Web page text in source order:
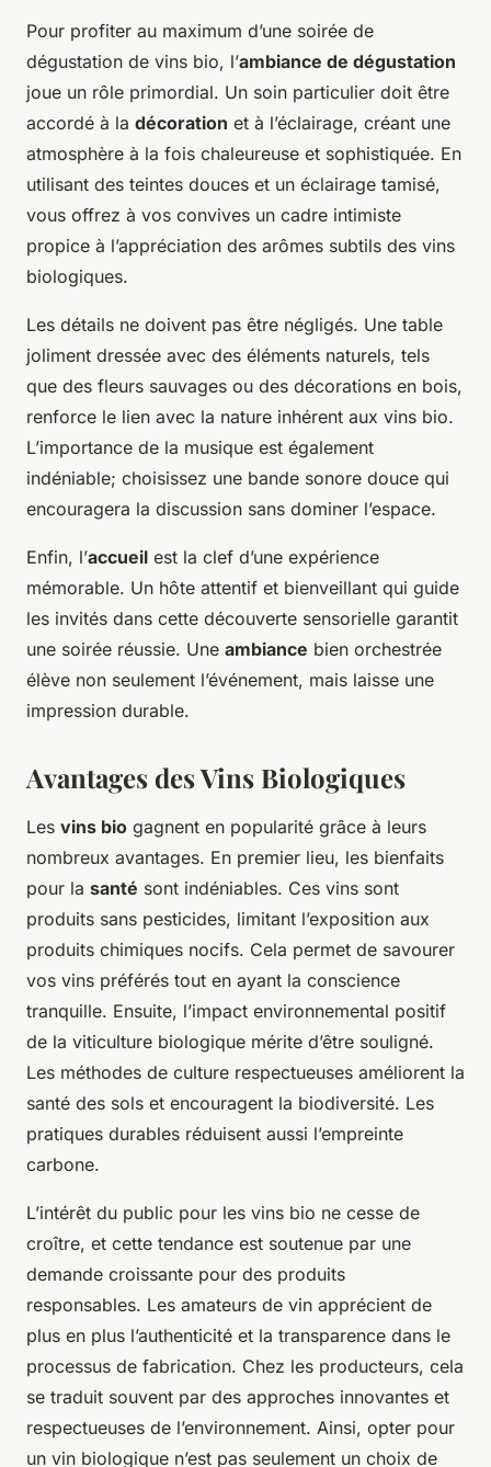
Pour profiter au maximum d’une soirée de
dégustation de vins bio, l’ambiance de dégustation
joue un rôle primordial. Un soin particulier doit être
accordé à la décoration et à l’éclairage, créant une
atmosphère à la fois chaleureuse et sophistiquée. En
utilisant des teintes douces et un éclairage tamisé,
vous offrez à vos convives un cadre intimiste
propice à l’appréciation des arômes subtils des vins
biologiques.
Les détails ne doivent pas être négligés. Une table
joliment dressée avec des éléments naturels, tels
que des fleurs sauvages ou des décorations en bois,
renforce le lien avec la nature inhérent aux vins bio.
L’importance de la musique est également
indéniable; choisissez une bande sonore douce qui
encouragera la discussion sans dominer l’espace.
Enfin, l’accueil est la clef d’une expérience
mémorable. Un hôte attentif et bienveillant qui guide
les invités dans cette découverte sensorielle garantit
une soirée réussie. Une ambiance bien orchestrée
élève non seulement l’événement, mais laisse une
impression durable.
Avantages des Vins Biologiques
Les vins bio gagnent en popularité grâce à leurs
nombreux avantages. En premier lieu, les bienfaits
pour la santé sont indéniables. Ces vins sont
produits sans pesticides, limitant l’exposition aux
produits chimiques nocifs. Cela permet de savourer
vos vins préférés tout en ayant la conscience
tranquille. Ensuite, l’impact environnemental positif
de la viticulture biologique mérite d’être souligné.
Les méthodes de culture respectueuses améliorent la
santé des sols et encouragent la biodiversité. Les
pratiques durables réduisent aussi l’empreinte
carbone.
L’intérêt du public pour les vins bio ne cesse de
croître, et cette tendance est soutenue par une
demande croissante pour des produits
responsables. Les amateurs de vin apprécient de
plus en plus l’authenticité et la transparence dans le
processus de fabrication. Chez les producteurs, cela
se traduit souvent par des approches innovantes et
respectueuses de l’environnement. Ainsi, opter pour
un vin biologique n’est pas seulement un choix de